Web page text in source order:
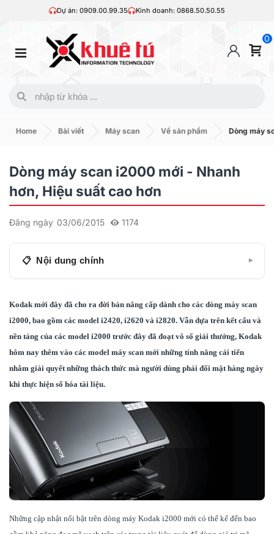
Dự án: 0909.00.99.35 Kinh doanh: 0868.50.50.55
0
Home Bài viết Máy scan Về sản phẩm Dòng máy
Dòng máy scan i2000 mới - Nhanh
hơn, Hiệu suất cao hơn
Đăng ngày 03/06/2015 1174
Nội dung chính ▾
model:
Chất lượng hình ảnh vượt trội
Hiệu suất cao ấn tượng
Tính linh hoạt vô tận
Tiết kiệm không gian
Dễ sử dụng
Kodak mới đây đã cho ra đời bản nâng cấp dành cho các dòng máy scan
i2000, bao gồm các model i2420, i2620 và i2820. Vẫn dựa trên kết cấu và
nền tảng của các model i2000 trước đây đã đoạt vô số giải thưởng, Kodak
hôm nay thêm vào các model máy scan mới những tính năng cải tiến
nhằm giải quyết những thách thức mà người dùng phải đối mặt hàng ngày
khi thực hiện số hóa tài liệu.
Những cập nhật nổi bật trên dòng máy Kodak i2000 mới có thể kể đến bao